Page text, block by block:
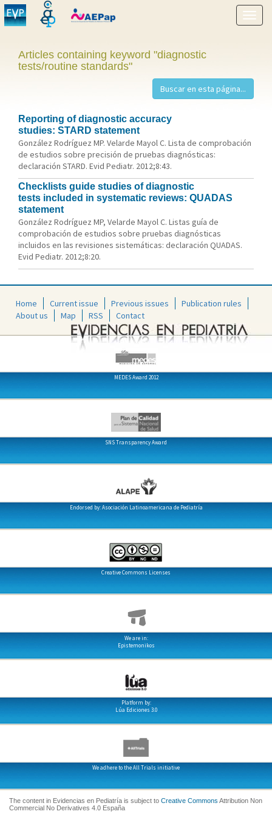
Show
menu
Articles containing keyword "diagnostic
tests/routine standards"
Reporting of diagnostic accuracy
studies: STARD statement
González Rodríguez MP. Velarde Mayol C. Lista de comprobación
de estudios sobre precisión de pruebas diagnósticas:
declaración STARD. Evid Pediatr. 2012;8:43.
Checklists guide studies of diagnostic
tests included in systematic reviews: QUADAS
statement
González Rodríguez MP, Velarde Mayol C. Listas guía de
comprobación de estudios sobre pruebas diagnósticas
incluidos en las revisiones sistemáticas: declaración QUADAS.
Evid Pediatr. 2012;8:20.
Home Current issue Previous issues
Publication rules
About us
Map RSS Contact
MEDES Award 2012
SNS Transparency Award
Endorsed by: Asociación Latinoamericana de Pediatría
Creative Commons Licenses
We are in:
Epistemonikos
Platform by:
Lúa Ediciones 3.0
We adhere to the All Trials initiative
The content in Evidencias en Pediatría is subject to Creative Commons Attribution Non
Commercial No Derivatives 4.0 España